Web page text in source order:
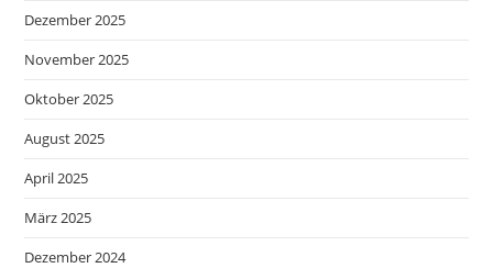
Dezember 2025
November 2025
Oktober 2025
August 2025
April 2025
März 2025
Dezember 2024